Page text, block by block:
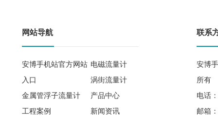
网站导航
安博手机站官方网站
入口
电磁流量计
涡街流量计
金属管浮子流量计
产品中心
工程案例
新闻资讯
联系
安博
所有
电话
邮箱